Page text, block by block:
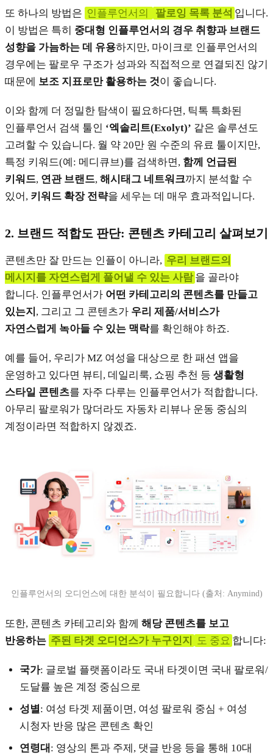
또 하나의 방법은 인플루언서의 팔로잉 목록 분석 입니다.
이 방법은 특히 중대형 인플루언서의 경우 취향과 브랜드
성향을 가늠하는 데 유용하지만, 마이크로 인플루언서의
경우에는 팔로우 구조가 성과와 직접적으로 연결되진 않기
때문에 보조 지표로만 활용하는 것이 좋습니다.
이와 함께 더 정밀한 탐색이 필요하다면, 틱톡 특화된
인플루언서 검색 툴인 ‘엑솔리트(Exolyt)’ 같은 솔루션도
고려할 수 있습니다. 월 약 20만 원 수준의 유료 툴이지만,
특정 키워드(예: 메디큐브)를 검색하면, 함께 언급된
키워드, 연관 브랜드, 해시태그 네트워크까지 분석할 수
있어, 키워드 확장 전략을 세우는 데 매우 효과적입니다.
2. 브랜드 적합도 판단: 콘텐츠 카테고리 살펴보기
콘텐츠만 잘 만드는 인플이 아니라, 우리 브랜드의
메시지를 자연스럽게 풀어낼 수 있는 사람 을 골라야
합니다. 인플루언서가 어떤 카테고리의 콘텐츠를 만들고
있는지 , 그리고 그 콘텐츠가 우리 제품/서비스가
자연스럽게 녹아들 수 있는 맥락를 확인해야 하죠.
예를 들어, 우리가 MZ 여성을 대상으로 한 패션 앱을
운영하고 있다면 뷰티, 데일리룩, 쇼핑 추천 등 생활형
스타일 콘텐츠를 자주 다루는 인플루언서가 적합합니다.
아무리 팔로워가 많더라도 자동차 리뷰나 운동 중심의
계정이라면 적합하지 않겠죠.
인플루언서의 오디언스에 대한 분석이 필요합니다 (출처: Anymind)
또한, 콘텐츠 카테고리와 함께 해당 콘텐츠를 보고
반응하는 주된 타겟 오디언스가 누구인지 도 중요 합니다:
국가: 글로벌 플랫폼이라도 국내 타겟이면 국내 팔로워/
도달률 높은 계정 중심으로
성별: 여성 타겟 제품이면, 여성 팔로워 중심 + 여성
시청자 반응 많은 콘텐츠 확인
연령대 : 영상의 톤과 주제, 댓글 반응 등을 통해 10대